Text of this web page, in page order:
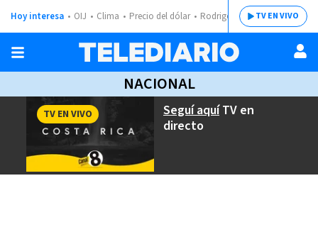
Hoy interesa OIJ Clima Precio del dólar Rodrigo ChavesTV EN VIVO
NACIONAL
Seguí aquíTV en
directo
TV EN VIVO